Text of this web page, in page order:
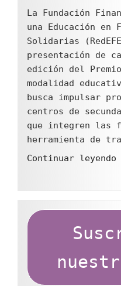
La Fundación
una Educación en
Solidarias
presentación de
edición del
modalidad
busca impulsar
centros de
que integren las
herramienta de
Continuar leyendo